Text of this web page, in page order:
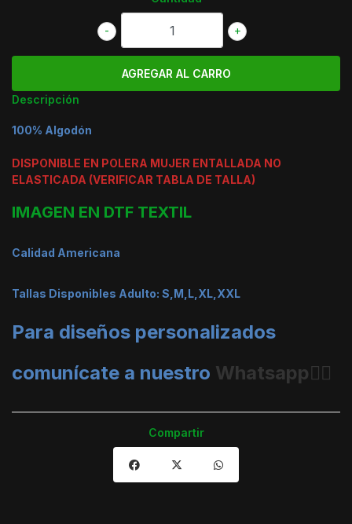
+
-
Descripción
100% Algodón
DISPONIBLE EN POLERA MUJER ENTALLADA NO
ELASTICADA (VERIFICAR TABLA DE TALLA)
IMAGEN EN DTF TEXTIL
Calidad Americana
Tallas Disponibles Adulto: S,M,L,XL,XXL
Para diseños personalizados
comunícate a nuestro Whatsapp👈🏼
Compartir